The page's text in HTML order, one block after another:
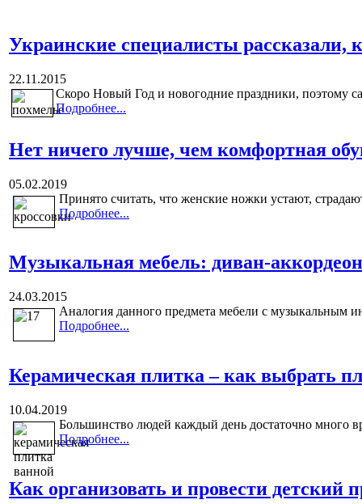
Украинские специалисты рассказали,
22.11.2015
Скоро Новый Год и новогодние праздники, поэтому
Подробнее...
Нет ничего лучше, чем комфортная
05.02.2019
Принято считать, что женские ножки устают,
Подробнее...
Музыкальная мебель: диван-аккордеон
24.03.2015
Аналогия данного предмета мебели с музыкальным
Подробнее...
Керамическая плитка – как выбрать
10.04.2019
Большинство людей каждый день достаточно много
Подробнее...
Как организовать и провести детский